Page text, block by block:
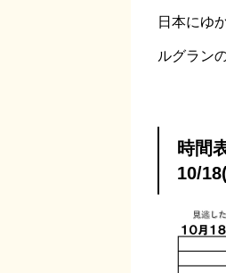
日本にゆ
ルグラン
時間
10/